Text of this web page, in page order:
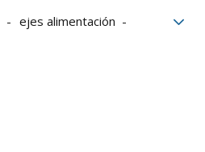
ejes alimentación